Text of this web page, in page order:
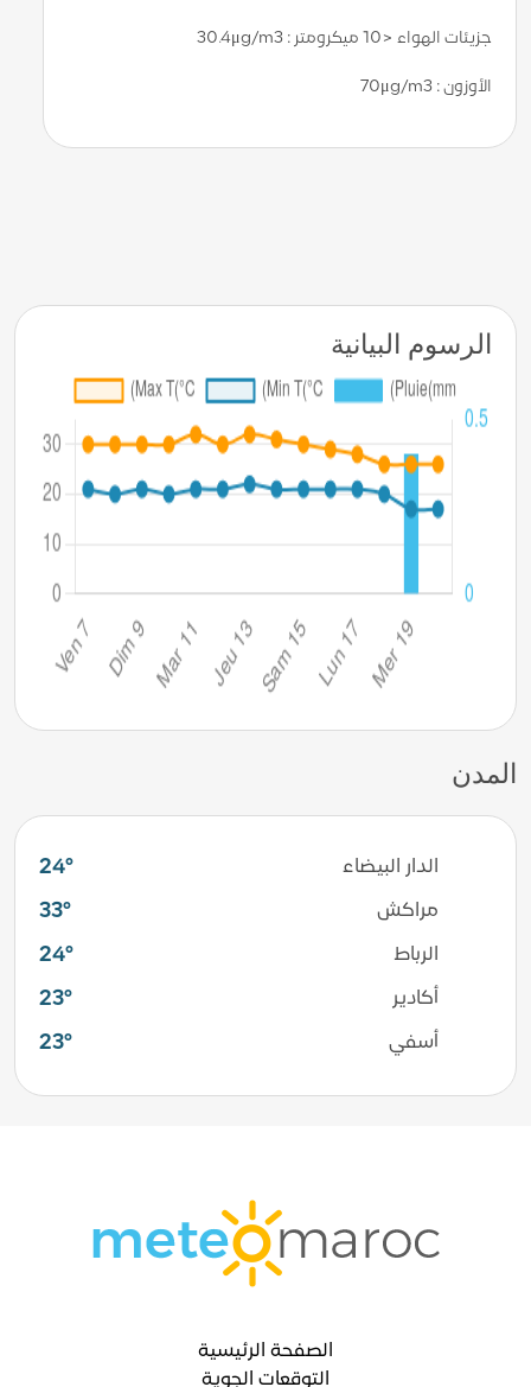
جزيئات الهواء <10 ميكرومتر : 30.4μg/m3
الأوزون : 70μg/m3
الرسوم البيانية
المدن
الدار البيضاء 24°
مراكش 33°
الرباط 24°
أكادير 23°
أسفي 23°
الصفحة الرئيسية
التوقعات الجوية